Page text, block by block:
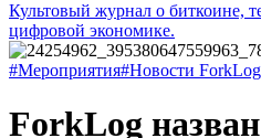
Культовый журнал о биткоине,
цифровой экономике.
#Мероприятия#Новости ForkLog
ForkLog